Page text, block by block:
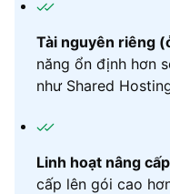
Tài nguyên riêng
năng ổn định hơn
như Shared
Linh hoạt nâng
cấp lên gói cao